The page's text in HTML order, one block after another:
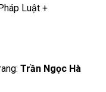
Luật +
Trần Ngọc Hà